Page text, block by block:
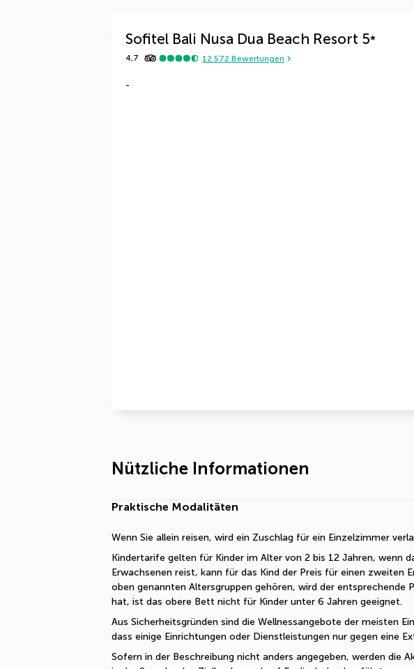
Sofitel Bali Nusa Dua Beach Resort 5*
4,7 12.572 Bewertungen
-
Nützliche Informationen
Praktische Modalitäten
Wenn Sie allein reisen, wird ein Zuschlag für ein Einzelzimmer
Kindertarife gelten für Kinder im Alter von 2 bis 12 Jahren, wenn
Erwachsenen reist, kann für das Kind der Preis für einen zweiten
oben genannten Altersgruppen gehören, wird der
hat, ist das obere Bett nicht für Kinder unter 6 Jahren geeignet.
Aus Sicherheitsgründen sind die Wellnessangebote der meisten
dass einige Einrichtungen oder Dienstleistungen nur gegen eine
Sofern in der Beschreibung nicht anders angegeben, werden die